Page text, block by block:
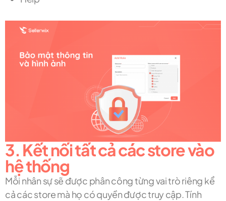
3. Kết nối tất cả các store vào
hệ thống
Mỗi nhân sự sẽ được phân công từng vai trò riêng kể
cả các store mà họ có quyền được truy cập. Tính